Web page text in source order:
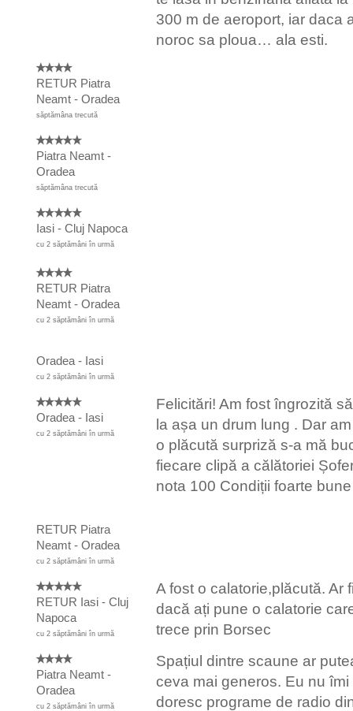
300 m de aeroport, iar daca
noroc sa ploua… ala esti.
RETUR Piatra
Neamt - Oradea
săptămâna trecută
Piatra Neamt -
Oradea
săptămâna trecută
Iasi - Cluj Napoca
cu 2 săptămâni în urmă
RETUR Piatra
Neamt - Oradea
cu 2 săptămâni în urmă
Oradea - Iasi
cu 2 săptămâni în urmă
Oradea - Iasi
cu 2 săptămâni în urmă
Felicitări! Am fost îngrozită
la așa un drum lung . Dar
o plăcută surpriză s‐a mă
fiecare clipă a călătoriei
nota 100 Condiții foarte bune
RETUR Piatra
Neamt - Oradea
cu 2 săptămâni în urmă
RETUR Iasi - Cluj
Napoca
cu 2 săptămâni în urmă
A fost o calatorie,plăcută. Ar
dacă ați pune o calatorie
trece prin Borsec
Piatra Neamt -
Oradea
cu 2 săptămâni în urmă
Spațiul dintre scaune ar
ceva mai generos. Eu nu îmi
doresc programe de radio